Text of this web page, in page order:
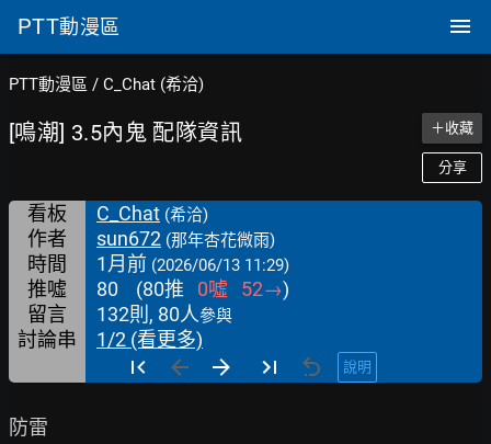
PTT動漫區
PTT動漫區 / C_Chat (希洽)
[鳴潮] 3.5內鬼 配隊資訊 ＋收藏
分享
看板 C_Chat (希洽)
作者 sun672 (那年杏花微雨)
時間 1月前 (2026/06/13 11:29)
推噓 80 (80推 0噓 52→)
留言
132則, 80人參與
討論串 1/2 (看更多)
說明